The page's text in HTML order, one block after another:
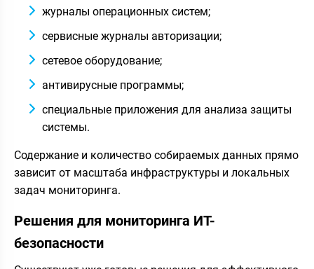
журналы операционных систем;
сервисные журналы авторизации;
сетевое оборудование;
антивирусные программы;
специальные приложения для анализа защиты
системы.
Содержание и количество собираемых данных прямо
зависит от масштаба инфраструктуры и локальных
задач мониторинга.
Решения для мониторинга ИТ-
безопасности